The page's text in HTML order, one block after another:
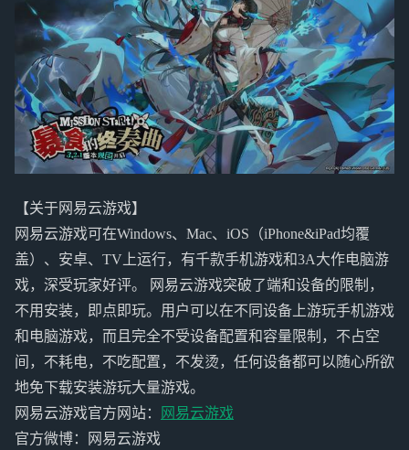
【关于网易云游戏】
网易云游戏可在Windows、Mac、iOS（iPhone&iPad均覆
盖）、安卓、TV上运行，有千款手机游戏和3A大作电脑游
戏，深受玩家好评。 网易云游戏突破了端和设备的限制，
不用安装，即点即玩。用户可以在不同设备上游玩手机游戏
和电脑游戏，而且完全不受设备配置和容量限制，不占空
间，不耗电，不吃配置，不发烫，任何设备都可以随心所欲
地免下载安装游玩大量游戏。
网易云游戏官方网站：
网易云游戏
官方微博：网易云游戏